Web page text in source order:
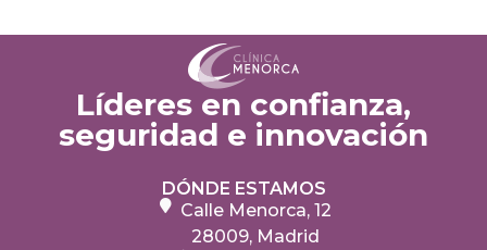
Líderes en confianza,
seguridad e innovación
DÓNDE ESTAMOS
Calle Menorca, 12
28009, Madrid